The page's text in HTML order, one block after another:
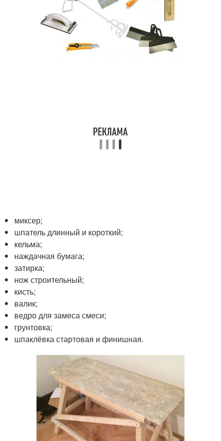
миксер;
шпатель длинный и короткий;
кельма;
наждачная бумага;
затирка;
нож строительный;
кисть;
валик;
ведро для замеса смеси;
грунтовка;
шпаклёвка стартовая и финишная.